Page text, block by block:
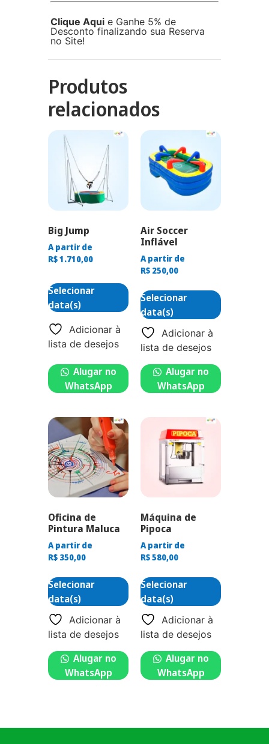
Clique Aqui e Ganhe 5% de
Desconto finalizando sua Reserva
no Site!
Produtos
relacionados
Big Jump
A partir de
R$1.710,00
Selecionar
data(s)
Adicionar à
lista de desejos
Alugar no
WhatsApp
Air Soccer
Inflável
A partir de
R$ 250,00
Selecionar
data(s)
Adicionar à
lista de desejos
Alugar no
WhatsApp
Oficina de
Pintura Maluca
A partir de
R$ 350,00
Selecionar
data(s)
Adicionar à
lista de desejos
Alugar no
WhatsApp
Máquina de
Pipoca
A partir de
R$580,00
Selecionar
data(s)
Adicionar à
lista de desejos
Alugar no
WhatsApp